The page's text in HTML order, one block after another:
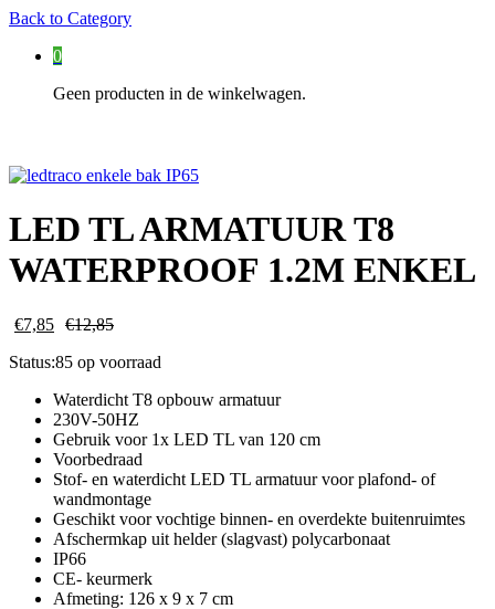
Back to Category
0
Geen producten in de winkelwagen.
LED TL ARMATUUR T8
WATERPROOF 1.2M ENKEL
€7,85 €12,85
Status:85 op voorraad
Waterdicht T8 opbouw armatuur
230V-50HZ
Gebruik voor 1x LED TL van 120 cm
Voorbedraad
Stof- en waterdicht LED TL armatuur voor plafond- of
wandmontage
Geschikt voor vochtige binnen- en overdekte buitenruimtes
Afschermkap uit helder (slagvast) polycarbonaat
IP66
CE- keurmerk
Afmeting: 126 x 9 x 7 cm